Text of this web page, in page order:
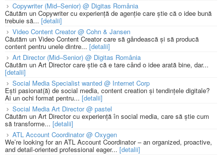
Copywriter (Mid–Senior) @ Digitas România
Căutăm un Copywriter cu experiență de agenție care știe că o idee bună
trebuie să... [detalii]
Video Content Creator @ Cohn & Jansen
Căutăm un Video Content Creator care să gândească și să producă
content pentru unele dintre... [detalii]
Art Director (Mid–Senior) @ Digitas România
Căutăm un Art Director care știe că e tare când o idee arată bine, dar...
[detalii]
Social Media Specialist wanted @ Internet Corp
Ești pasionat(ă) de social media, content creation și tendințele digitale?
Ai un ochi format pentru... [detalii]
Social Media Art Director @ pastel
Căutăm un Art Director cu experiență în social media, care să știe cum
să transforme... [detalii]
ATL Account Coordinator @ Oxygen
We’re looking for an ATL Account Coordinator – an organized, proactive,
and detail-oriented professional eager... [detalii]